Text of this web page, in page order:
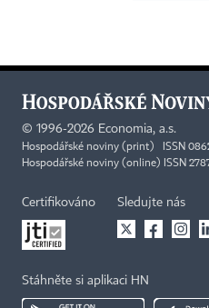
© 1996-2026 Economia, a.s.
Hospodářské noviny (print) ISSN
Hospodářské noviny (online) ISSN
Certifikováno Sledujte nás
Stáhněte si aplikaci HN